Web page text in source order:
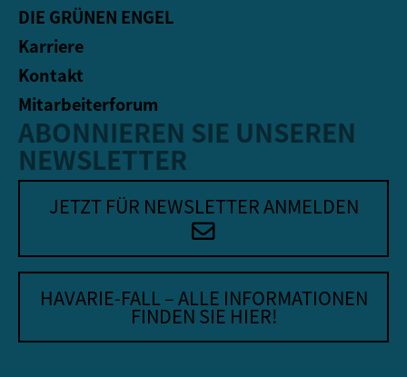
DIE GRÜNEN ENGEL
Karriere
Kontakt
Mitarbeiterforum
ABONNIEREN SIE UNSEREN
NEWSLETTER
JETZT FÜR NEWSLETTER ANMELDEN
HAVARIE-FALL – ALLE INFORMATIONEN
FINDEN SIE HIER!